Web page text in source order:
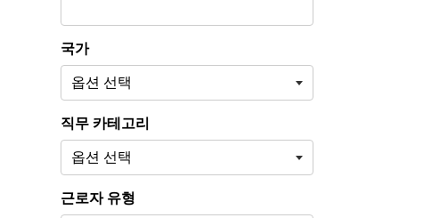
국가
직무 카테고리
근로자 유형